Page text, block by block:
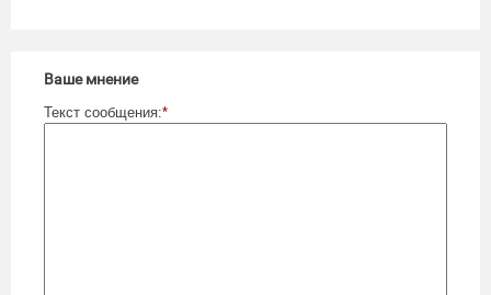
Ваше мнение
Текст сообщения:*